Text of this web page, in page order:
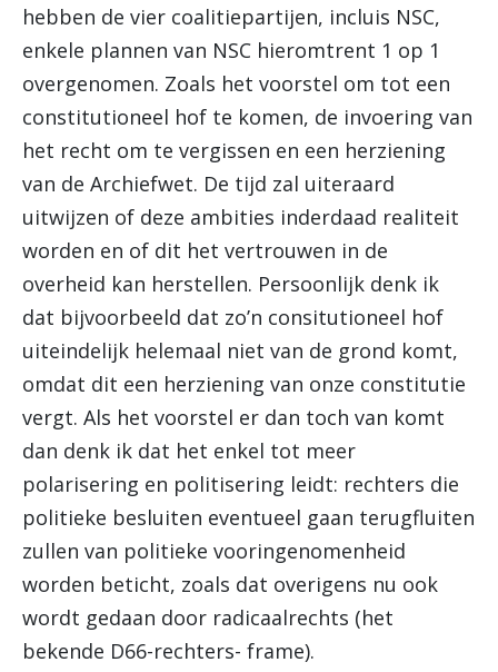
hebben de vier coalitiepartijen, incluis NSC,
enkele plannen van NSC hieromtrent 1 op 1
overgenomen. Zoals het voorstel om tot een
constitutioneel hof te komen, de invoering van
het recht om te vergissen en een herziening
van de Archiefwet. De tijd zal uiteraard
uitwijzen of deze ambities inderdaad realiteit
worden en of dit het vertrouwen in de
overheid kan herstellen. Persoonlijk denk ik
dat bijvoorbeeld dat zo’n consitutioneel hof
uiteindelijk helemaal niet van de grond komt,
omdat dit een herziening van onze constitutie
vergt. Als het voorstel er dan toch van komt
dan denk ik dat het enkel tot meer
polarisering en politisering leidt: rechters die
politieke besluiten eventueel gaan terugfluiten
zullen van politieke vooringenomenheid
worden beticht, zoals dat overigens nu ook
wordt gedaan door radicaalrechts (het
bekende D66-rechters- frame).